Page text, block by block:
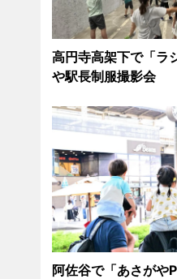
高円寺高架下で「
や駅長制服撮影会
阿佐谷で「あさが